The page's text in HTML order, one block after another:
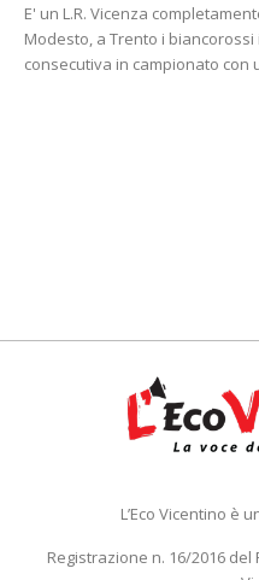
E' un L.R. Vicenza
Modesto, a Trento i
consecutiva in campionato con
L’Eco Vicentino è
Registrazione n. 16/2016